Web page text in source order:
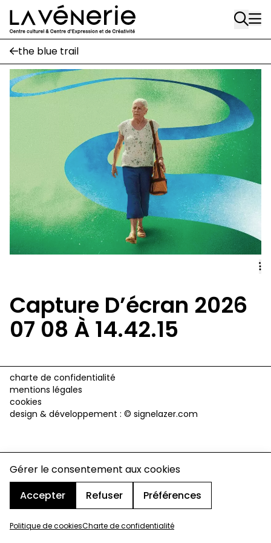
Gérer le consentement aux cookies
Accepter
Refuser Préférences
Politique de cookiesCharte de confidentialité
Aller au contenu principal
Rue Gratès, 3
1170 Watermael-Boitsfort
02 663 85 50
Écuries
Place Gilson, 3
1170 Watermael-Boitsfort
suivez-nous
Journal Vénerie- version papier
Newsletter
A
the blue trail
Capture D’écran 2026
07 08 À 14.42.15
charte de confidentialité
mentions légales
cookies
design & développement : © signelazer.com